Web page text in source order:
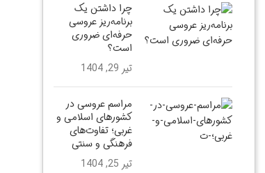
چرا داشتن یک
برنامه‌ریز عروسی
حرفه‌ای ضروری
است؟
تیر 29, 1404
مراسم عروسی در
کشورهای اسلامی و
غربی؛ تفاوت‌های
فرهنگی و سنتی
تیر 25, 1404